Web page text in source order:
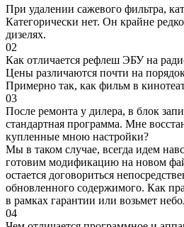
При удалении сажевого фильтра,
Категорически нет. Он крайне
дизелях.
02
Как отличается рефлеш ЭБУ на
Цены различаются почти на
Примерно так, как фильм в
03
После ремонта у дилера, в блок
стандартная программа. Мне
купленные мною настройки?
Мы в таком случае, всегда идем
готовим модификацию на новом
остается договориться
обновленного содержимого. Как
в рамках гарантии или возьмет
04